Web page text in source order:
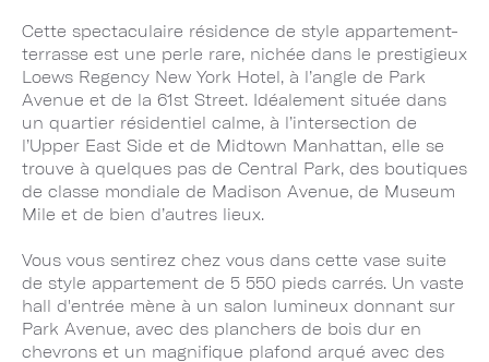
Cette spectaculaire résidence de style appartement-
terrasse est une perle rare, nichée dans le prestigieux
Loews Regency New York Hotel, à l’angle de Park
Avenue et de la 61st Street. Idéalement située dans
un quartier résidentiel calme, à l’intersection de
l’Upper East Side et de Midtown Manhattan, elle se
trouve à quelques pas de Central Park, des boutiques
de classe mondiale de Madison Avenue, de Museum
Mile et de bien d’autres lieux.
Vous vous sentirez chez vous dans cette vase suite
de style appartement de 5 550 pieds carrés. Un vaste
hall d'entrée mène à un salon lumineux donnant sur
Park Avenue, avec des planchers de bois dur en
chevrons et un magnifique plafond arqué avec des